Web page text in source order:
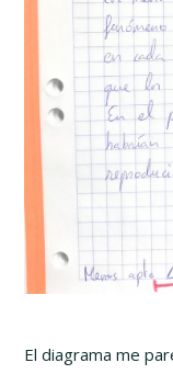
El diagrama me